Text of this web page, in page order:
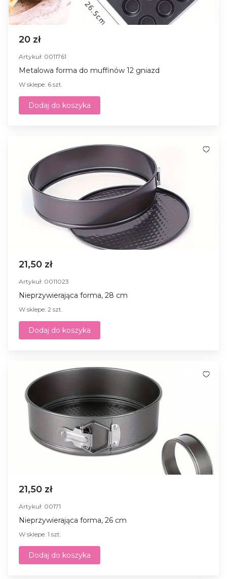
20 zł
Artykuł: 0011761
Metalowa forma do muffinów 12 gniazd
W sklepe: 6 szt.
Dodaj do koszyka
21,50 zł
Artykuł: 0011023
Nieprzywierająca forma, 28 cm
W sklepe: 2 szt.
Dodaj do koszyka
21,50 zł
Artykuł: 00171
Nieprzywierająca forma, 26 cm
W sklepe: 1 szt.
Dodaj do koszyka